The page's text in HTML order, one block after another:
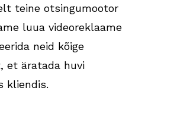
teine otsingumootor
luua videoreklaame
neid kõige
et äratada huvi
kliendis.